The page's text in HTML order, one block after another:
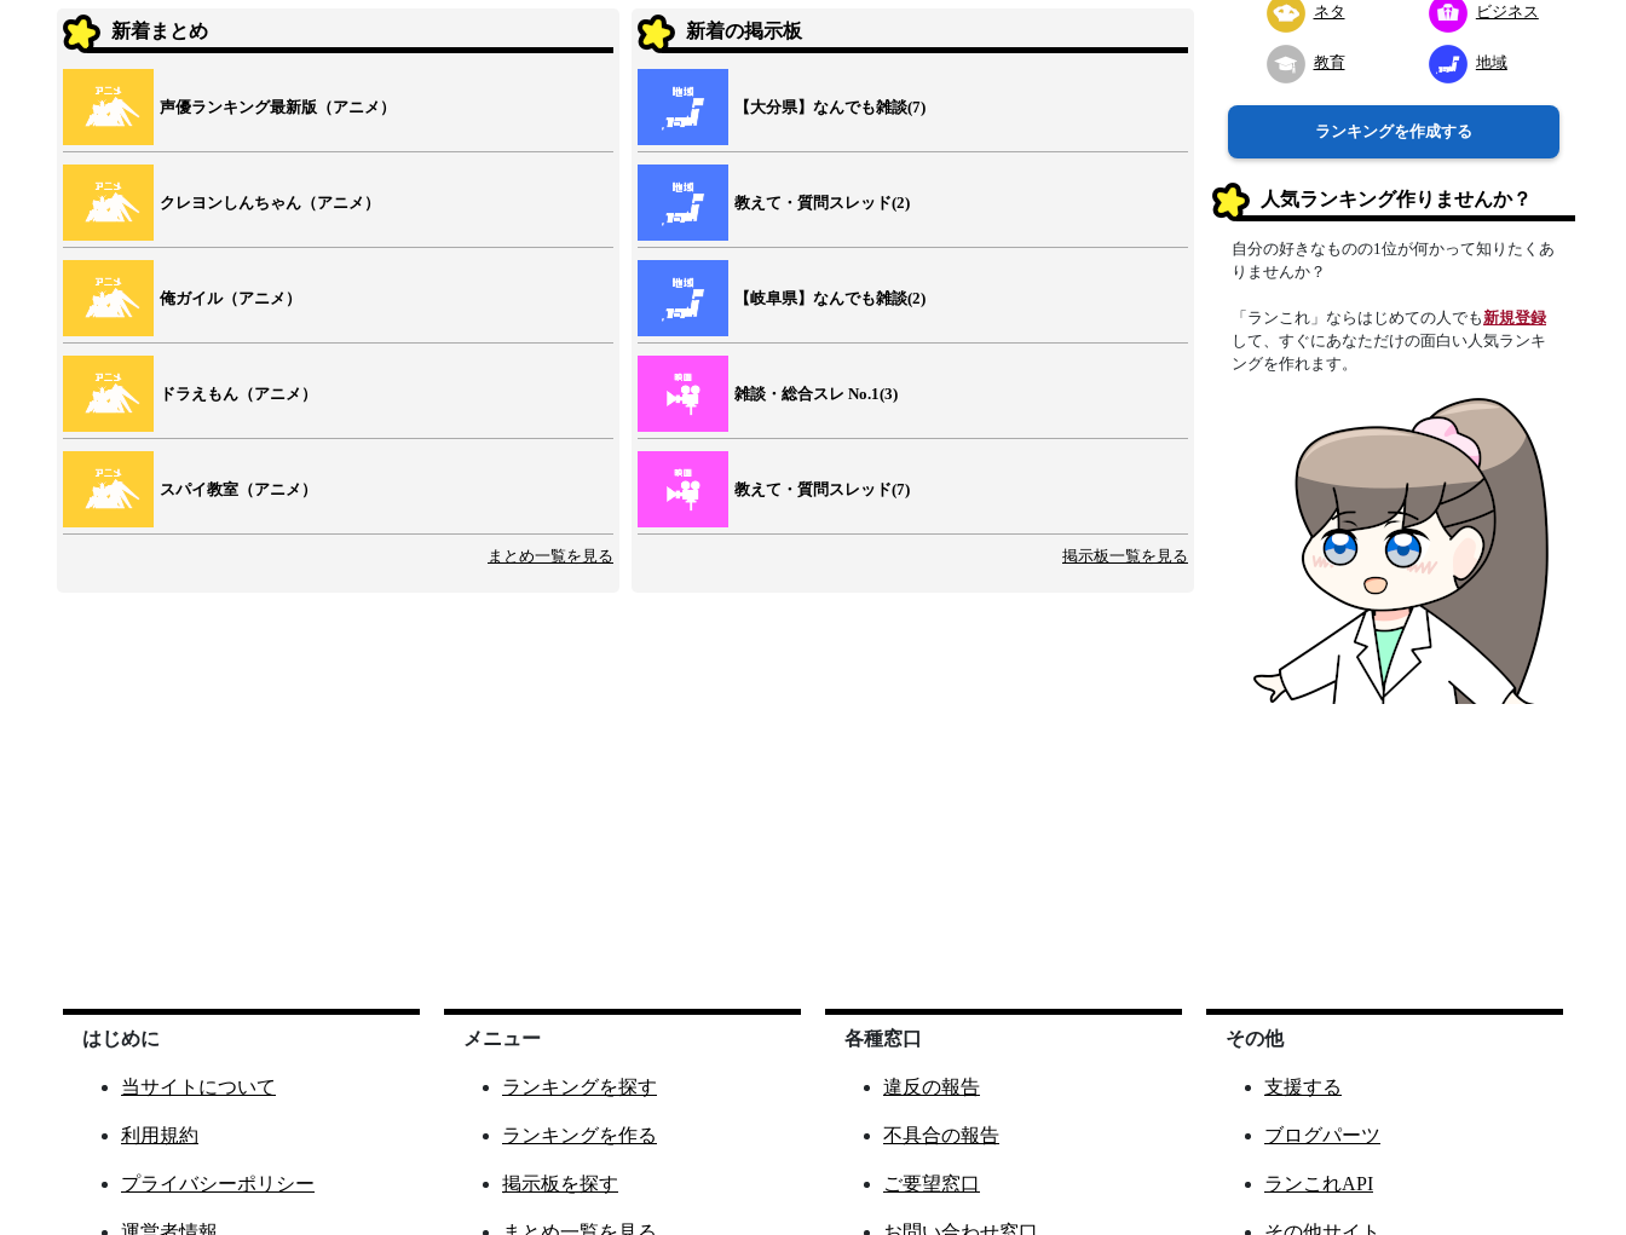
新着まとめ
声優ランキング最新版（アニメ）
クレヨンしんちゃん（アニメ）
俺ガイル（アニメ）
ドラえもん（アニメ）
スパイ教室（アニメ）
まとめ一覧を見る
新着の掲示板
【大分県】なんでも雑談(7)
教えて・質問スレッド(2)
【岐阜県】なんでも雑談(2)
雑談・総合スレ No.1(3)
教えて・質問スレッド(7)
掲示板一覧を見る
ネタ ビジネス
教育 地域
ランキングを作成する
人気ランキング作りませんか？
自分の好きなものの1位が何かって知りたくあ
りませんか？
「ランこれ」ならはじめての人でも新規登録
して、すぐにあなただけの面白い人気ランキ
ングを作れます。
はじめに
当サイトについて
利用規約
プライバシーポリシー
メニュー
ランキングを探す
ランキングを作る
掲示板を探す
各種窓口
違反の報告
不具合の報告
ご要望窓口
その他
支援する
ブログパーツ
ランこれAPI